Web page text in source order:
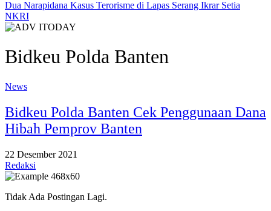
Dua Narapidana Kasus Terorisme di Lapas Serang Ikrar Setia
NKRI
Bidkeu Polda Banten
News
Bidkeu Polda Banten Cek Penggunaan Dana
Hibah Pemprov Banten
22 Desember 2021
Redaksi
Tidak Ada Postingan Lagi.